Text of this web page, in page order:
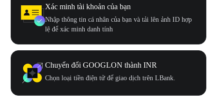
Xác minh tài khoản của bạn
Nhập thông tin cá nhân của bạn và tải lên ảnh ID hợp
lệ để xác minh danh tính
Chuyển đổi GOOGLON thành INR
Chọn loại tiền điện tử để giao dịch trên LBank.